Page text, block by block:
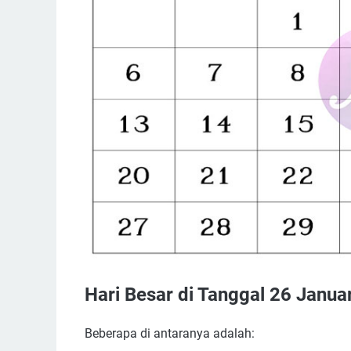
Hari Besar di Tanggal 26
Beberapa di antaranya adalah: